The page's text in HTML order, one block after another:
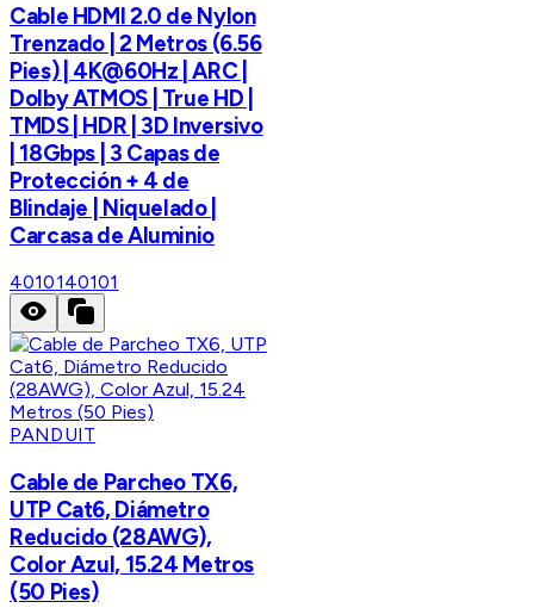
Cable HDMI 2.0 de Nylon
Trenzado | 2 Metros (6.56
Pies) | 4K@60Hz | ARC |
Dolby ATMOS | True HD |
TMDS | HDR | 3D Inversivo
| 18Gbps | 3 Capas de
Protección + 4 de
Blindaje | Niquelado |
Carcasa de Aluminio
4010140101
PANDUIT
Cable de Parcheo TX6,
UTP Cat6, Diámetro
Reducido (28AWG),
Color Azul, 15.24 Metros
(50 Pies)